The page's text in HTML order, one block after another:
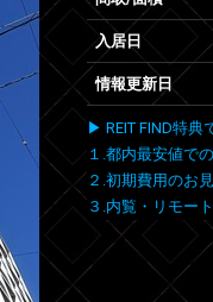
入居日
情報更新日
▶ REIT FIND特典
１.都内最安値で
２.初期費用のお
３.内覧・リモー